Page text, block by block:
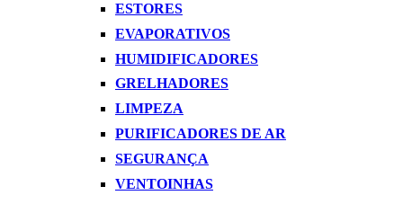
ESTORES
EVAPORATIVOS
HUMIDIFICADORES
GRELHADORES
LIMPEZA
PURIFICADORES DE AR
SEGURANÇA
VENTOINHAS